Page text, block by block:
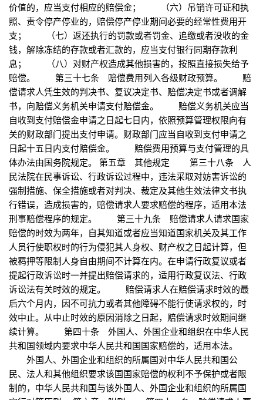
价值的，应当支付相应的赔偿金； （六）吊销许可证和执
照、责令停产停业的，赔偿停产停业期间必要的经常性费用开
支； （七）返还执行的罚款或者罚金、追缴或者没收的金
钱，解除冻结的存款或者汇款的，应当支付银行同期存款利
息； （八）对财产权造成其他损害的，按照直接损失给予
赔偿。 第三十七条 赔偿费用列入各级财政预算。 赔
偿请求人凭生效的判决书、复议决定书、赔偿决定书或者调解
书，向赔偿义务机关申请支付赔偿金。 赔偿义务机关应当
自收到支付赔偿金申请之日起七日内，依照预算管理权限向有
关的财政部门提出支付申请。财政部门应当自收到支付申请之
日起十五日内支付赔偿金。 赔偿费用预算与支付管理的具
体办法由国务院规定。 第五章 其他规定 第三十八条 人
民法院在民事诉讼、行政诉讼过程中，违法采取对妨害诉讼的
强制措施、保全措施或者对判决、裁定及其他生效法律文书执
行错误，造成损害的，赔偿请求人要求赔偿的程序，适用本法
刑事赔偿程序的规定。 第三十九条 赔偿请求人请求国家
赔偿的时效为两年，自其知道或者应当知道国家机关及其工作
人员行使职权时的行为侵犯其人身权、财产权之日起计算，但
被羁押等限制人身自由期间不计算在内。在申请行政复议或者
提起行政诉讼时一并提出赔偿请求的，适用行政复议法、行政
诉讼法有关时效的规定。 赔偿请求人在赔偿请求时效的最
后六个月内，因不可抗力或者其他障碍不能行使请求权的，时
效中止。从中止时效的原因消除之日起，赔偿请求时效期间继
续计算。 第四十条 外国人、外国企业和组织在中华人民
共和国领域内要求中华人民共和国国家赔偿的，适用本法。
外国人、外国企业和组织的所属国对中华人民共和国公
民、法人和其他组织要求该国国家赔偿的权利不予保护或者限
制的，中华人民共和国与该外国人、外国企业和组织的所属国